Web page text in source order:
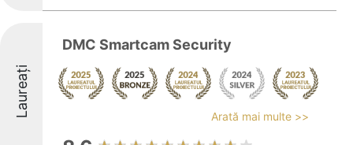
Laureați
DMC Smartcam Security
Arată mai multe >>